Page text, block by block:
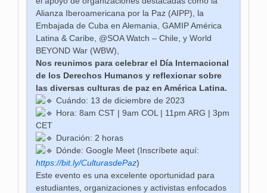
Alianza Iberoamericana por la Paz (AIPP), la
Embajada de Cuba en Alemania, GAMIP América
Latina & Caribe, @SOA Watch – Chile, y World
BEYOND War (WBW),
Nos reunimos para celebrar el Día Internacional
de los Derechos Humanos y reflexionar sobre
las diversas culturas de paz en América Latina.
Cuándo: 13 de diciembre de 2023
Hora: 8am CST | 9am COL | 11pm ARG | 3pm
CET
Duración: 2 horas
Dónde: Google Meet (Inscríbete aquí:
https://bit.ly/CulturasdePaz)
Este evento es una excelente oportunidad para
estudiantes, organizaciones y activistas enfocados